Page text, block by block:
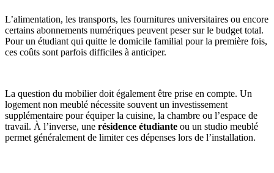
L’alimentation, les transports, les fournitures universitaires ou encore
certains abonnements numériques peuvent peser sur le budget total.
Pour un étudiant qui quitte le domicile familial pour la première fois,
ces coûts sont parfois difficiles à anticiper.
La question du mobilier doit également être prise en compte. Un
logement non meublé nécessite souvent un investissement
supplémentaire pour équiper la cuisine, la chambre ou l’espace de
travail. À l’inverse, une résidence étudiante ou un studio meublé
permet généralement de limiter ces dépenses lors de l’installation.